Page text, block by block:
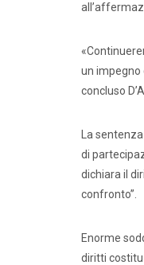
un impegno
concluso
La
di
dichiara il
confronto”.
Enorme
diritti